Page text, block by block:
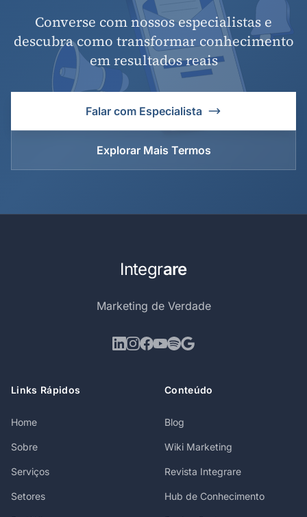
Converse com nossos especialistas e
descubra como transformar conhecimento
em resultados reais
Falar com Especialista
Explorar Mais Termos
Integrare
Marketing de Verdade
Links Rápidos
Home
Sobre
Serviços
Setores
Conteúdo
Blog
Wiki Marketing
Revista Integrare
Hub de Conhecimento